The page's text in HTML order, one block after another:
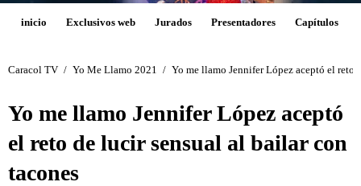
inicio Exclusivos web Jurados Presentadores Capítulos
Caracol TV / Yo Me Llamo 2021 / Yo me llamo Jennifer López aceptó el reto
Yo me llamo Jennifer López aceptó
el reto de lucir sensual al bailar con
tacones